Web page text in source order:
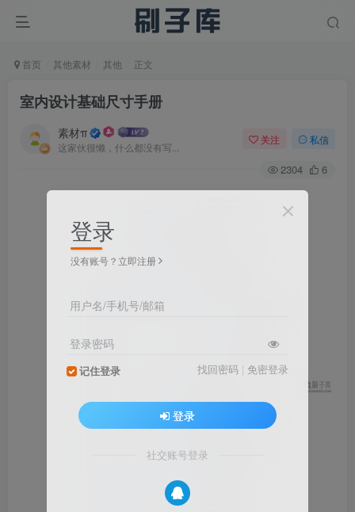
首页 其他素材 其他 正文
室内设计基础尺寸手册
素材π
这家伙很懒，什么都没有写...
关注 私信
2304 6
登录
没有账号？立即注册
用户名/手机号/邮箱
登录密码
记住登录 找回密码 | 免密登录
登录
社交账号登录